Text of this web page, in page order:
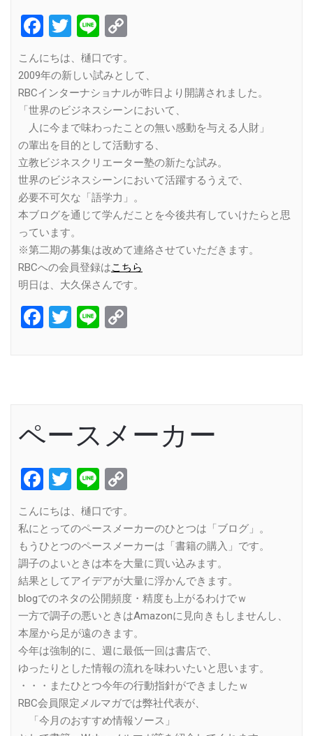
Facebook
Twitter
Line
こんにちは、樋口です。
2009年の新しい試みとして、
RBCインターナショナルが昨日より開講されました。
「世界のビジネスシーンにおいて、
人に今まで味わったことの無い感動を与える人財」
の輩出を目的として活動する、
立教ビジネスクリエーター塾の新たな試み。
世界のビジネスシーンにおいて活躍するうえで、
必要不可欠な「語学力」。
本ブログを通じて学んだことを今後共有していけたらと思
っています。
※第二期の募集は改めて連絡させていただきます。
RBCへの会員登録はこちら
明日は、大久保さんです。
Facebook
Twitter
Line
ペースメーカー
Facebook
Twitter
Line
こんにちは、樋口です。
私にとってのペースメーカーのひとつは「ブログ」。
もうひとつのペースメーカーは「書籍の購入」です。
調子のよいときは本を大量に買い込みます。
結果としてアイデアが大量に浮かんできます。
blogでのネタの公開頻度・精度も上がるわけでｗ
一方で調子の悪いときはAmazonに見向きもしませんし、
本屋から足が遠のきます。
今年は強制的に、週に最低一回は書店で、
ゆったりとした情報の流れを味わいたいと思います。
・・・またひとつ今年の行動指針ができましたｗ
RBC会員限定メルマガでは弊社代表が、
「今月のおすすめ情報ソース」